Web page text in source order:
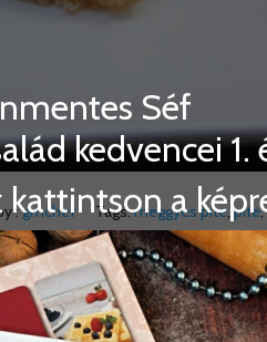
:gmchef Tags:meggyes pite, pite,
tojás1 g utifűmaghéj( ha nem
a kenéshez Töltelék:1 kg
darált reggelizőpehely, 50 g
Séf
kedvencei 1.
kattintson a